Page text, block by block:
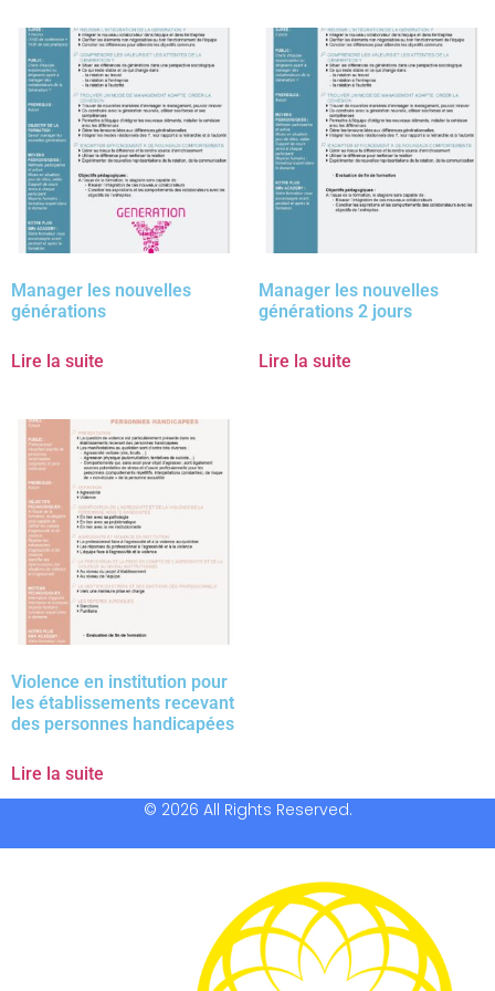
Manager les nouvelles
générations
Lire la suite
Manager les nouvelles
générations 2 jours
Lire la suite
Violence en institution pour
les établissements recevant
des personnes handicapées
Lire la suite
© 2026 All Rights Reserved.